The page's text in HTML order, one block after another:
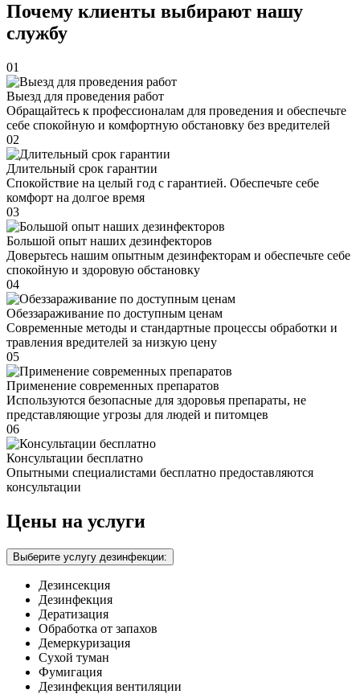
Почему клиенты выбирают нашу
службу
01
Выезд для проведения работ
Обращайтесь к профессионалам для проведения и обеспечьте
себе спокойную и комфортную обстановку без вредителей
02
Длительный срок гарантии
Спокойствие на целый год с гарантией. Обеспечьте себе
комфорт на долгое время
03
Большой опыт наших дезинфекторов
Доверьтесь нашим опытным дезинфекторам и обеспечьте себе
спокойную и здоровую обстановку
04
Обеззараживание по доступным ценам
Современные методы и стандартные процессы обработки и
травления вредителей за низкую цену
05
Применение современных препаратов
Используются безопасные для здоровья препараты, не
представляющие угрозы для людей и питомцев
06
Консультации бесплатно
Опытными специалистами бесплатно предоставляются
консультации
Цены на услуги
Выберите услугу дезинфекции:
Дезинсекция
Дезинфекция
Дератизация
Обработка от запахов
Демеркуризация
Сухой туман
Фумигация
Дезинфекция вентиляции